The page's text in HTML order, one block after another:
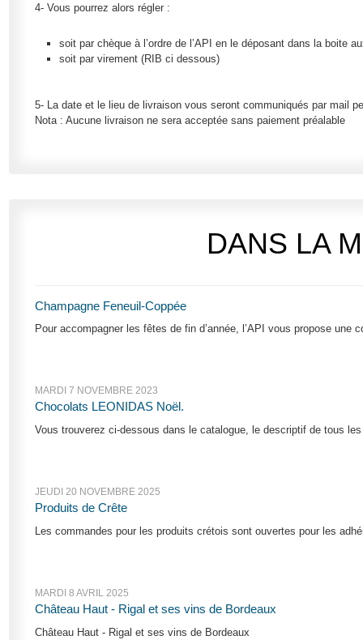
4- Vous pourrez alors régler :
soit par chèque à l’ordre de l’API en le déposant dans la boite
soit par virement (RIB ci dessous)
5- La date et le lieu de livraison vous seront communiqués par mail
Nota : Aucune livraison ne sera acceptée sans paiement préalable
DANS LA
Champagne Feneuil-Coppée
Pour accompagner les fêtes de fin d’année, l’API vous propose une
MARDI 7 NOVEMBRE 2023
Chocolats LEONIDAS Noël.
Vous trouverez ci-dessous dans le catalogue, le descriptif de tous
JEUDI 20 NOVEMBRE 2025
Produits de Crête
Les commandes pour les produits crétois sont ouvertes pour les
MARDI 8 AVRIL 2025
Château Haut - Rigal et ses vins de Bordeaux
Château Haut - Rigal et ses vins de Bordeaux